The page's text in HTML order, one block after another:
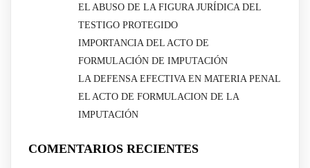
EL ABUSO DE LA FIGURA JURÍDICA DEL
TESTIGO PROTEGIDO
IMPORTANCIA DEL ACTO DE
FORMULACIÓN DE IMPUTACIÓN
LA DEFENSA EFECTIVA EN MATERIA PENAL
EL ACTO DE FORMULACION DE LA
IMPUTACIÓN
COMENTARIOS RECIENTES